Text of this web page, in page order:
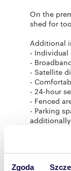
Zgoda
On the
shed for
Additional
- Individual
-
- Satellite
-
- 24-hour
- Fenced
- Parking
to live near